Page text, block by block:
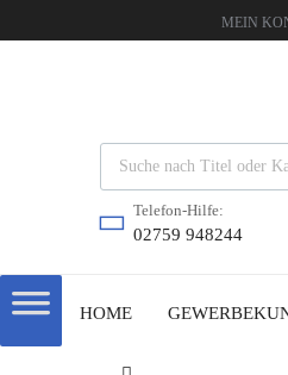
MEIN
Telefon-Hilfe:
02759 948244
HOME